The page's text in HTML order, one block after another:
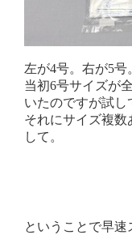
左が4号。右が5号
当初6号サイズが
いたのですが試し
それにサイズ複数
して。
ということで早